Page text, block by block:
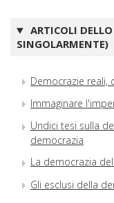
ARTICOLI
SINGOLARMENTE)
Democrazie reali,
Immaginare
Undici tesi sulla
democrazia
La democrazia
Gli esclusi della